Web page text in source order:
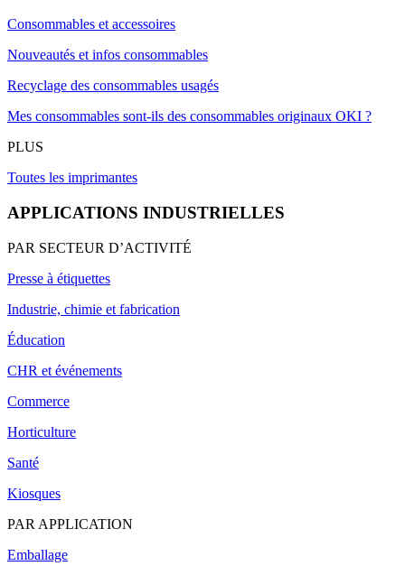
Consommables et accessoires
Nouveautés et infos consommables
Recyclage des consommables usagés
Mes consommables sont-ils des consommables originaux OKI ?
PLUS
Toutes les imprimantes
APPLICATIONS INDUSTRIELLES
PAR SECTEUR D’ACTIVITÉ
Presse à étiquettes
Industrie, chimie et fabrication
Éducation
CHR et événements
Commerce
Horticulture
Santé
Kiosques
PAR APPLICATION
Emballage